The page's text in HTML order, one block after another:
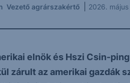
Vezető agrárszakértő 2026.
elnök és Hszi Csin-
zárult az amerikai gazdák